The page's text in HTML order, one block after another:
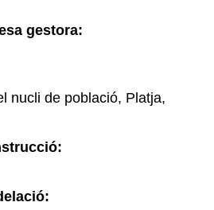
gestora:
nucli de població, Platja,